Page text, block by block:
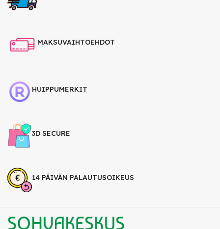
MAKSUVAIHTOEHDOT
HUIPPUMERKIT
3D SECURE
14 PÄIVÄN PALAUTUSOIKEUS